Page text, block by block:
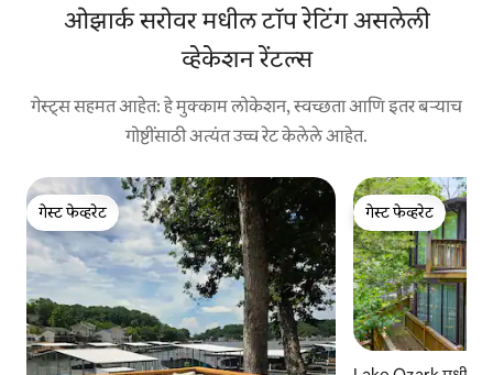
ओझार्क सरोवर मधील टॉप रेटिंग असलेली
व्हेकेशन रेंटल्स
गेस्ट्स सहमत आहेत: हे मुक्काम लोकेशन, स्वच्छता आणि इतर बऱ्याच
गोष्टींसाठी अत्यंत उच्च रेट केलेले आहेत.
गेस्ट फेव्हरेट
गेस्ट फेव्हरेट
गेस्ट फेव्हरेट
गेस्ट फेव्हरेट